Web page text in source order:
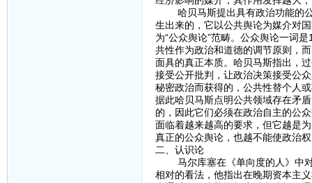
哈贝马斯提出具有政治功能的公
生出来的，它以公共舆论为媒介对
为“公众舆论”范畴。公众舆论一词
共性作为政治和道德的调节原则，
面具的真正本质。哈贝马斯指出，
接受公开批判，让政治决策接受公
秘密政治而获得的，公共性替个人
据此哈贝马斯点明公共领域存在矛
的，因此它们必须在政治自主的公
面临着越来越高的要求，但它越是
真正的公众舆论，也越不能使政治
二、认识论
马尔库塞在《单向度的人》中对
相对的看法，他指出在晚期资本主